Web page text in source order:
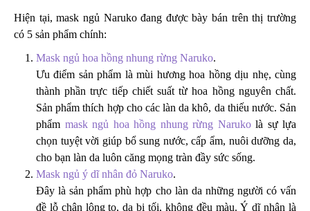
Hiện tại, mask ngủ Naruko đang được bày bán trên thị trường
có 5 sản phẩm chính:
Mask ngủ hoa hồng nhung rừng Naruko.
Ưu điểm sản phẩm là mùi hương hoa hồng dịu nhẹ, cùng
thành phần trực tiếp chiết suất từ hoa hồng nguyên chất.
Sản phẩm thích hợp cho các làn da khô, da thiếu nước. Sản
phẩm mask ngủ hoa hồng nhung rừng Narukolà sự lựa
chọn tuyệt vời giúp bổ sung nước, cấp ẩm, nuôi dưỡng da,
cho bạn làn da luôn căng mọng tràn đầy sức sống.
Mask ngủ ý dĩ nhân đỏ Naruko.
Đây là sản phẩm phù hợp cho làn da những người có vấn
đề lỗ chân lông to, da bị tối, không đều màu. Ý dĩ nhân là